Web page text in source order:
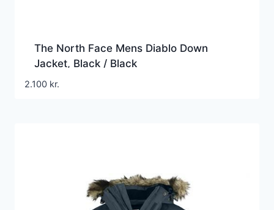
The North Face Mens Diablo Down
Jacket, Black / Black
2.100 kr.